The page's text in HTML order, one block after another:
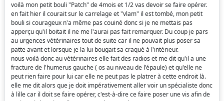
voilà mon petit bouli "Patch" de 4mois et 1/2 vas devoir se faire opérer.
en fait hier il courait sur le carrelage et "vlam" il est tombé, mon petit
bouli si courageux n'a même pas couiné donc si je ne mettais pas
apperçu qu'il boitait il ne me l'aurai pas fait remarquer. Du coup je pars
au urgences vétérinaires tout de suite car il ne pouvait plus poser sa
patte avant et lorsque je la lui bougait sa craqué à l'intérieur.
nous voilà donc au vétérinaires elle fait des radios et me dit qu'il a une
fracture de l'humerus gauche ( os au niveau de l'épaule) et qu'elle ne
peut rien faire pour lui car elle ne peut pas le platrer à cette endroit là.
elle me dit alors que je doit impérativement aller voir un spécialiste donc
à lille car il doit se faire opérer, c'est-à-dire ce faire poser une vis afin de